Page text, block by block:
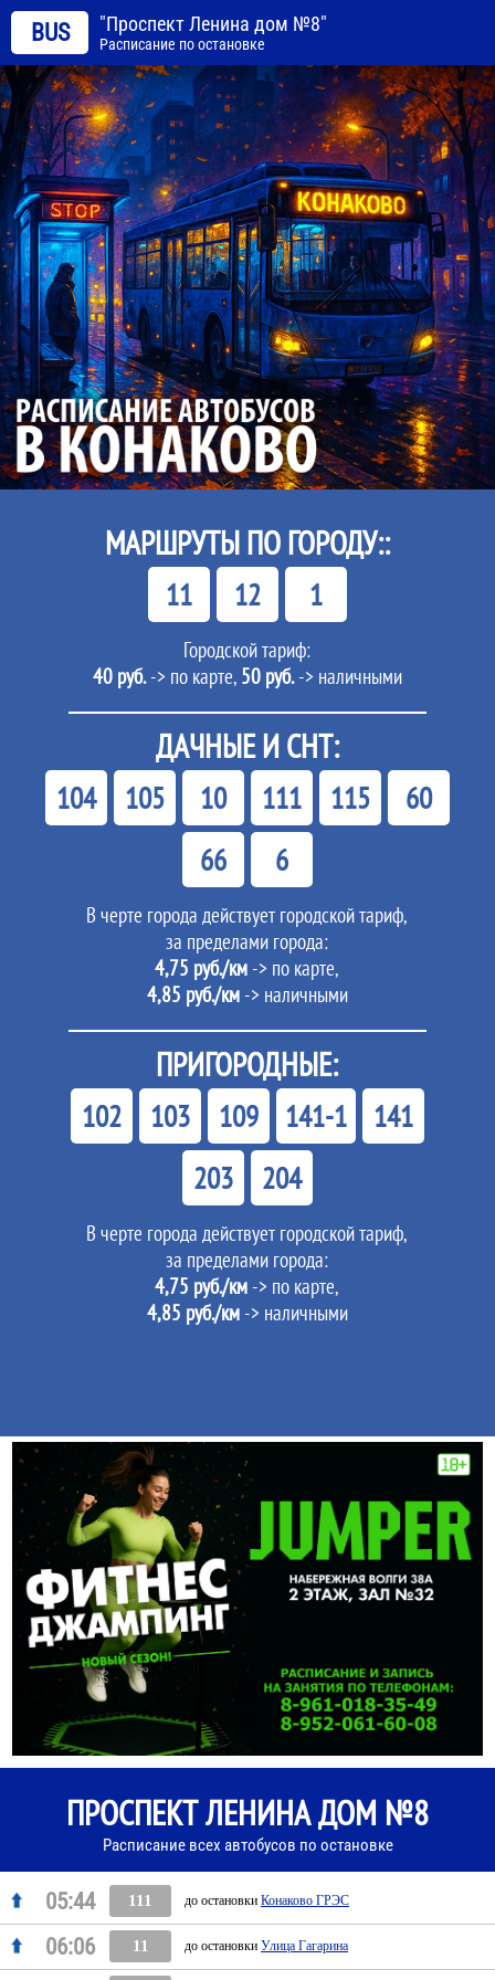
BUS "Проспект Ленина дом №8"
Расписание по остановке
МАРШРУТЫ ПО ГОРОДУ::
11 12 1
Городской тариф:
40 руб.-> по карте, 50 руб.-> наличными
ДАЧНЫЕ И СНТ:
104 105 10 111 115
60
66
6
В черте города действует городской тариф,
за пределами города:
4,75 руб./км -> по карте,
4,85 руб./км-> наличными
ПРИГОРОДНЫЕ:
102 103 109 141-1
141
203
204
В черте города действует городской тариф,
за пределами города:
4,75 руб./км -> по карте,
4,85 руб./км-> наличными
ПРОСПЕКТ ЛЕНИНА ДОМ №8
Расписание всех автобусов по остановке
05:44 111 до остановки Конаково ГРЭС
06:06 11 до остановки Улица Гагарина